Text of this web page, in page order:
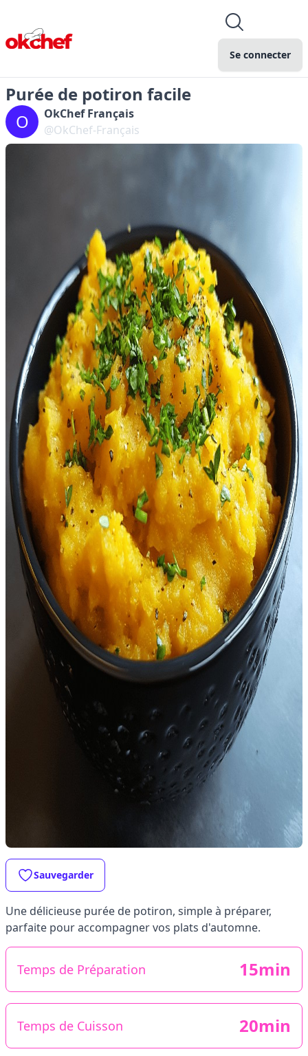
Se connecter
Purée de potiron facile
O
OkChef Français
@OkChef-Français
Sauvegarder
Une délicieuse purée de potiron, simple à préparer,
parfaite pour accompagner vos plats d'automne.
Temps de Préparation 15min
Temps de Cuisson 20min